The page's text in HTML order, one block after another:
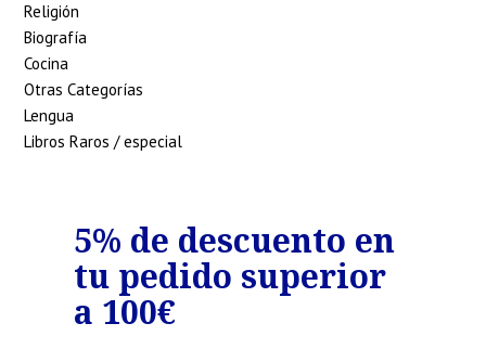
Religión
Biografía
Cocina
Otras Categorías
Lengua
Libros Raros / especial
5% de descuento en
tu pedido superior
a 100€